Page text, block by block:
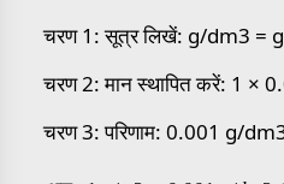
चरण 1: सूत्र लिखें: g/dm3 =
चरण 2: मान स्थापित करें: 1 ×
चरण 3: परिणाम: 0.001 g/